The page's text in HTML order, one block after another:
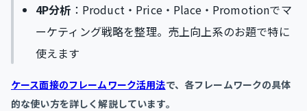
4P分析 ：Product・Price・Place・Promotionでマ
ーケティング戦略を整理。売上向上系のお題で特に
使えます
ケース面接のフレームワーク活用法で、各フレームワークの具体
的な使い方を詳しく解説しています。